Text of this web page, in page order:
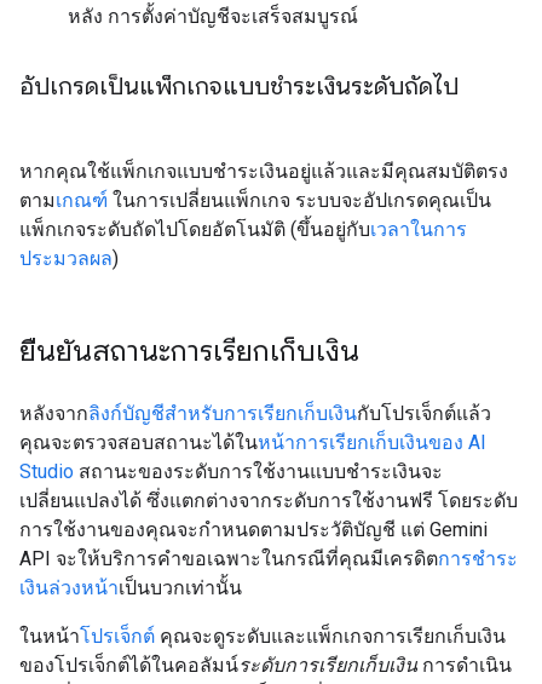
หลัง การตั้งค่าบัญชีจะเสร็จสมบูรณ์
อัปเกรดเป็นแพ็กเกจแบบชำระเงินระดับถัดไป
หากคุณใช้แพ็กเกจแบบชำระเงินอยู่แล้วและมีคุณสมบัติตรง
ตามเกณฑ์ ในการเปลี่ยนแพ็กเกจ ระบบจะอัปเกรดคุณเป็น
แพ็กเกจระดับถัดไปโดยอัตโนมัติ (ขึ้นอยู่กับเวลาในการ
ประมวลผล)
ยืนยันสถานะการเรียกเก็บเงิน
หลังจากลิงก์บัญชีสำหรับการเรียกเก็บเงินกับโปรเจ็กต์แล้ว
คุณจะตรวจสอบสถานะได้ในหน้าการเรียกเก็บเงินของ AI
Studio สถานะของระดับการใช้งานแบบชำระเงินจะ
เปลี่ยนแปลงได้ ซึ่งแตกต่างจากระดับการใช้งานฟรี โดยระดับ
การใช้งานของคุณจะกำหนดตามประวัติบัญชี แต่ Gemini
API จะให้บริการคำขอเฉพาะในกรณีที่คุณมีเครดิตการชำระ
เงินล่วงหน้าเป็นบวกเท่านั้น
ในหน้าโปรเจ็กต์ คุณจะดูระดับและแพ็กเกจการเรียกเก็บเงิน
ของโปรเจ็กต์ได้ในคอลัมน์ระดับการเรียกเก็บเงิน การดำเนิน